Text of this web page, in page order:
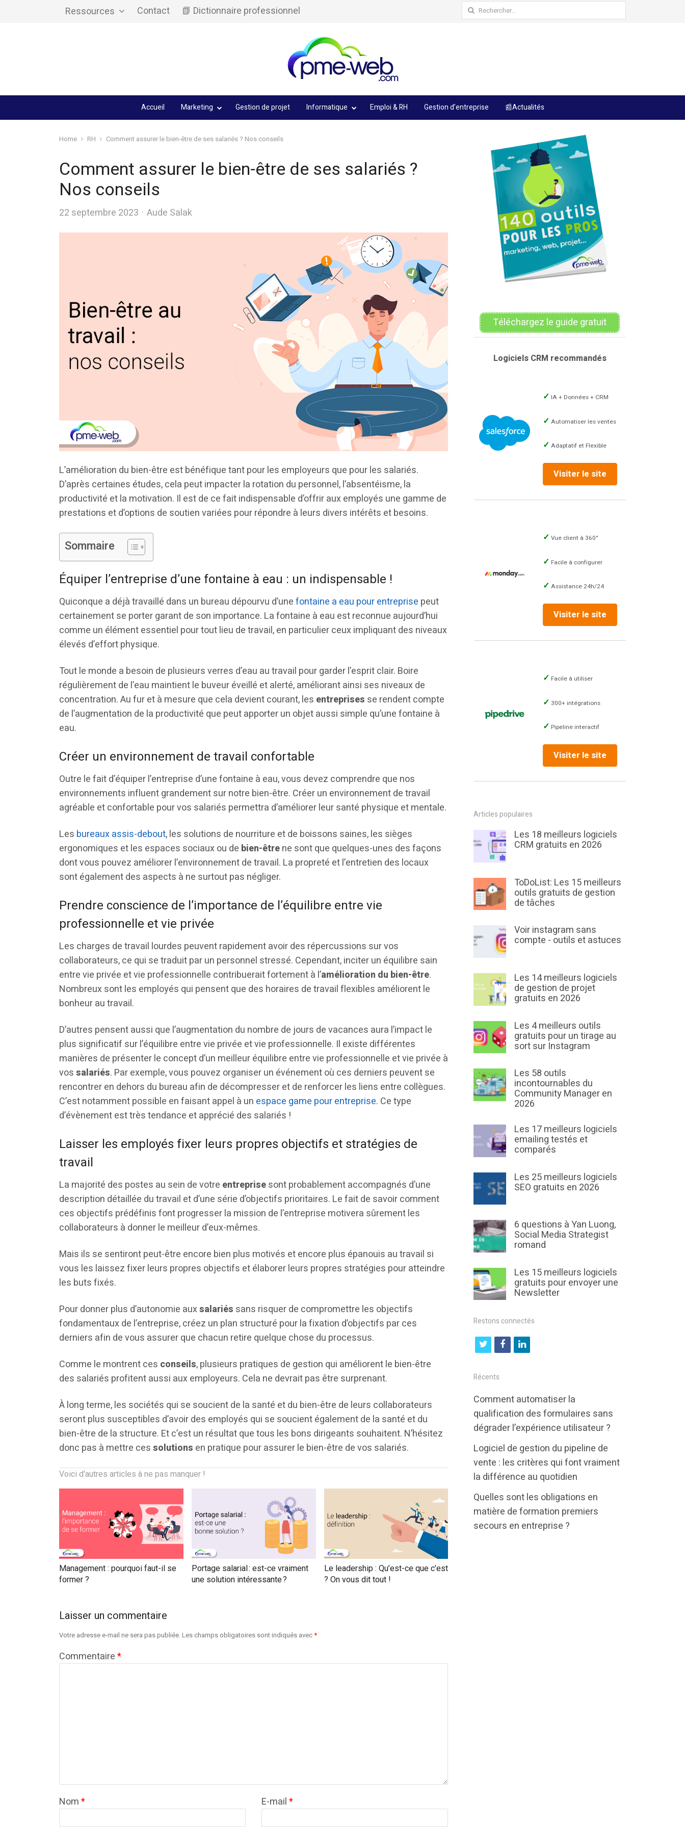
Ressources Contact 📗 Dictionnaire professionnel Rechercher :
Accueil Marketing Gestion de projet Informatique Emploi & RH Gestion d’entreprise 📰Actualités
Home RH Comment assurer le bien-être de ses salariés ? Nos conseils
Comment assurer le bien-être de ses salariés ?
Nos conseils
22 septembre 2023 Author
Aude Salak
L’amélioration du bien-être est bénéfique tant pour les employeurs que pour les salariés.
D’après certaines études, cela peut impacter la rotation du personnel, l’absentéisme, la
productivité et la motivation. Il est de ce fait indispensable d’offrir aux employés une gamme de
prestations et d’options de soutien variées pour répondre à leurs divers intérêts et besoins.
Sommaire
Équiper l’entreprise d’une fontaine à eau : un indispensable !
Quiconque a déjà travaillé dans un bureau dépourvu d’unefontaine a eau pour entreprise peut
certainement se porter garant de son importance. La fontaine à eau est reconnue aujourd’hui
comme un élément essentiel pour tout lieu de travail, en particulier ceux impliquant des niveaux
élevés d’effort physique.
Tout le monde a besoin de plusieurs verres d’eau au travail pour garder l’esprit clair. Boire
régulièrement de l’eau maintient le buveur éveillé et alerté, améliorant ainsi ses niveaux de
concentration. Au fur et à mesure que cela devient courant, les entreprises se rendent compte
de l’augmentation de la productivité que peut apporter un objet aussi simple qu’une fontaine à
eau.
Créer un environnement de travail confortable
Outre le fait d’équiper l’entreprise d’une fontaine à eau, vous devez comprendre que nos
environnements influent grandement sur notre bien-être. Créer un environnement de travail
agréable et confortable pour vos salariés permettra d’améliorer leur santé physique et mentale.
Les bureaux assis-debout, les solutions de nourriture et de boissons saines, les sièges
ergonomiques et les espaces sociaux ou de bien-êtrene sont que quelques-unes des façons
dont vous pouvez améliorer l’environnement de travail. La propreté et l’entretien des locaux
sont également des aspects à ne surtout pas négliger.
Prendre conscience de l’importance de l’équilibre entre vie
professionnelle et vie privée
Les charges de travail lourdes peuvent rapidement avoir des répercussions sur vos
collaborateurs, ce qui se traduit par un personnel stressé. Cependant, inciter un équilibre sain
entre vie privée et vie professionnelle contribuerait fortement à l’amélioration du bien-être.
Nombreux sont les employés qui pensent que des horaires de travail flexibles améliorent le
bonheur au travail.
D’autres pensent aussi que l’augmentation du nombre de jours de vacances aura l’impact le
plus significatif sur l’équilibre entre vie privée et vie professionnelle. Il existe différentes
manières de présenter le concept d’un meilleur équilibre entre vie professionnelle et vie privée à
vossalariés. Par exemple, vous pouvez organiser un événement où ces derniers peuvent se
rencontrer en dehors du bureau afin de décompresser et de renforcer les liens entre collègues.
C’est notamment possible en faisant appel à un espace game pour entreprise. Ce type
d’évènement est très tendance et apprécié des salariés !
Laisser les employés fixer leurs propres objectifs et stratégies de
travail
La majorité des postes au sein de votre entreprisesont probablement accompagnés d’une
description détaillée du travail et d’une série d’objectifs prioritaires. Le fait de savoir comment
ces objectifs prédéfinis font progresser la mission de l’entreprise motivera sûrement les
collaborateurs à donner le meilleur d’eux-mêmes.
Mais ils se sentiront peut-être encore bien plus motivés et encore plus épanouis au travail si
vous les laissez fixer leurs propres objectifs et élaborer leurs propres stratégies pour atteindre
les buts fixés.
Pour donner plus d’autonomie auxsalariés sans risquer de compromettre les objectifs
fondamentaux de l’entreprise, créez un plan structuré pour la fixation d’objectifs par ces
derniers afin de vous assurer que chacun retire quelque chose du processus.
Comme le montrent ces conseils, plusieurs pratiques de gestion qui améliorent le bien-être
des salariés profitent aussi aux employeurs. Cela ne devrait pas être surprenant.
À long terme, les sociétés qui se soucient de la santé et du bien-être de leurs collaborateurs
seront plus susceptibles d’avoir des employés qui se soucient également de la santé et du
bien-être de la structure. Et c’est un résultat que tous les bons dirigeants souhaitent. N’hésitez
donc pas à mettre cessolutions en pratique pour assurer le bien-être de vos salariés.
Voici d'autres articles à ne pas manquer !
Management : pourquoi faut-il se
former ?
Portage salarial : est-ce vraiment
une solution intéressante ?
Le leadership : Qu’est-ce que c’est
? On vous dit tout !
Laisser un commentaire
Votre adresse e-mail ne sera pas publiée.Les champs obligatoires sont indiqués avec*
Commentaire*
Nom* E-mail*
Téléchargez le guide gratuit
Logiciels CRM recommandés
IA + Données + CRM
Automatiser les ventes
Adaptatif et Flexible
Visiter le site
Vue client à 360°
Facile à configurer
Assistance 24h/24
Visiter le site
Facile à utiliser
300+ intégrations
Pipeline interactif
Visiter le site
Articles populaires
Les 18 meilleurs logiciels
CRM gratuits en 2026
ToDoList: Les 15 meilleurs
outils gratuits de gestion
de tâches
Voir instagram sans
compte - outils et astuces
Les 14 meilleurs logiciels
de gestion de projet
gratuits en 2026
Les 4 meilleurs outils
gratuits pour un tirage au
sort sur Instagram
Les 58 outils
incontournables du
Community Manager en
2026
Les 17 meilleurs logiciels
emailing testés et
comparés
Les 25 meilleurs logiciels
SEO gratuits en 2026
6 questions à Yan Luong,
Social Media Strategist
romand
Les 15 meilleurs logiciels
gratuits pour envoyer une
Newsletter
Restons connectés
t
i
t
e
r
f
b
o
k
l
k
e
d
n
Récents
Comment automatiser la
qualification des formulaires sans
dégrader l’expérience utilisateur ?
Logiciel de gestion du pipeline de
vente : les critères qui font vraiment
la différence au quotidien
Quelles sont les obligations en
matière de formation premiers
secours en entreprise ?